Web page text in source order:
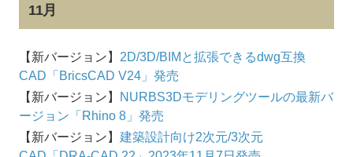
11月
【新バージョン】 2D/3D/BIMと拡張できるdwg互換
CAD「BricsCAD V24」発売
【新バージョン】
NURBS3Dモデリングツールの最新バ
ージョン「Rhino 8」発売
【新バージョン】 建築設計向け2次元/3次元